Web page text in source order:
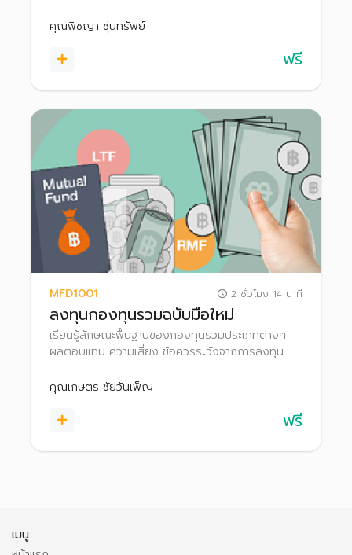
คุณพิชญา ซุ่นทรัพย์
ฟรี
MFD1001 2 ชั่วโมง 14 นาที
ลงทุนกองทุนรวมฉบับมือใหม่
เรียนรู้ลักษณะพื้นฐานของกองทุนรวมประเภทต่างๆ
ผลตอบแทน ความเสี่ยง ข้อควรระวังจากการลงทุน
กองทุนรวมให้เหมาะกับตนเอง
คุณเกษตร ชัยวันเพ็ญ
ฟรี
เมนู